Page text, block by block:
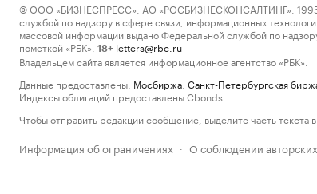
© ООО «БИЗНЕСПРЕСС», АО «РОСБИЗНЕСКОНСАЛТИНГ»,
службой по надзору в сфере связи, информационных
массовой информации выдано Федеральной службой по
пометкой «РБК».
18+ letters@rbc.ru
Владельцем сайта является информационное агентство «РБК».
Данные предоставлены: Мосбиржа Санкт-Петербургская
Индексы облигаций предоставлены Cbonds.
Чтобы отправить редакции сообщение, выделите часть текста
Информация об ограничениях · О соблюдении